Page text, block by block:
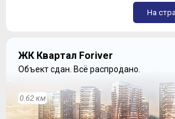
На
ЖК Квартал Foriver
Объект сдан. Всё распродано.
0.62 км